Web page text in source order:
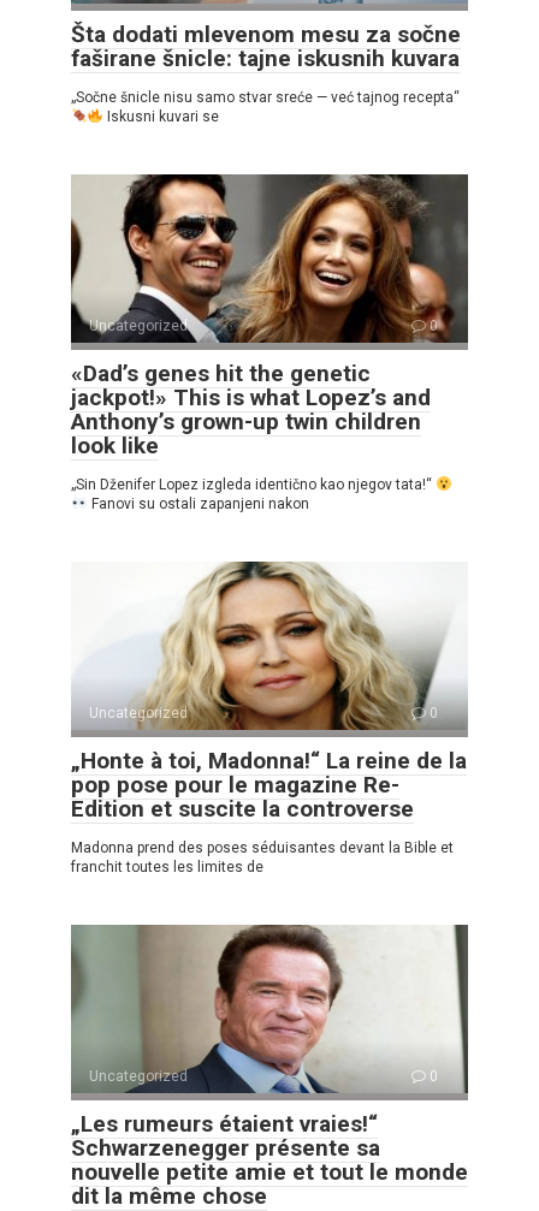
Šta dodati mlevenom mesu za sočne
faširane šnicle: tajne iskusnih kuvara
„Sočne šnicle nisu samo stvar sreće — već tajnog recepta“
Iskusni kuvari se
Uncategorized 0
«Dad’s genes hit the genetic
jackpot!» This is what Lopez’s and
Anthony’s grown-up twin children
look like
„Sin Dženifer Lopez izgleda identično kao njegov tata!“
Fanovi su ostali zapanjeni nakon
Uncategorized 0
„Honte à toi, Madonna!“ La reine de la
pop pose pour le magazine Re-
Edition et suscite la controverse
Madonna prend des poses séduisantes devant la Bible et
franchit toutes les limites de
Uncategorized 0
„Les rumeurs étaient vraies!“
Schwarzenegger présente sa
nouvelle petite amie et tout le monde
dit la même chose